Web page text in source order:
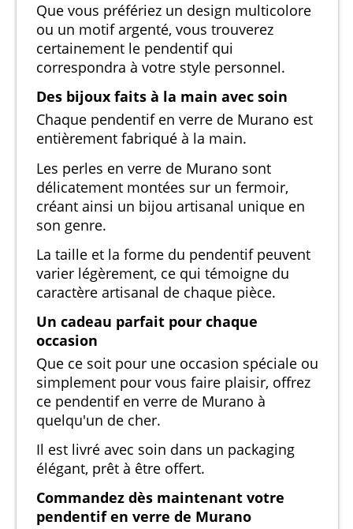
Que vous préfériez un design multicolore
ou un motif argenté, vous trouverez
certainement le pendentif qui
correspondra à votre style personnel.
Des bijoux faits à la main avec soin
Chaque pendentif en verre de Murano est
entièrement fabriqué à la main.
Les perles en verre de Murano sont
délicatement montées sur un fermoir,
créant ainsi un bijou artisanal unique en
son genre.
La taille et la forme du pendentif peuvent
varier légèrement, ce qui témoigne du
caractère artisanal de chaque pièce.
Un cadeau parfait pour chaque
occasion
Que ce soit pour une occasion spéciale ou
simplement pour vous faire plaisir, offrez
ce pendentif en verre de Murano à
quelqu'un de cher.
Il est livré avec soin dans un packaging
élégant, prêt à être offert.
Commandez dès maintenant votre
pendentif en verre de Murano